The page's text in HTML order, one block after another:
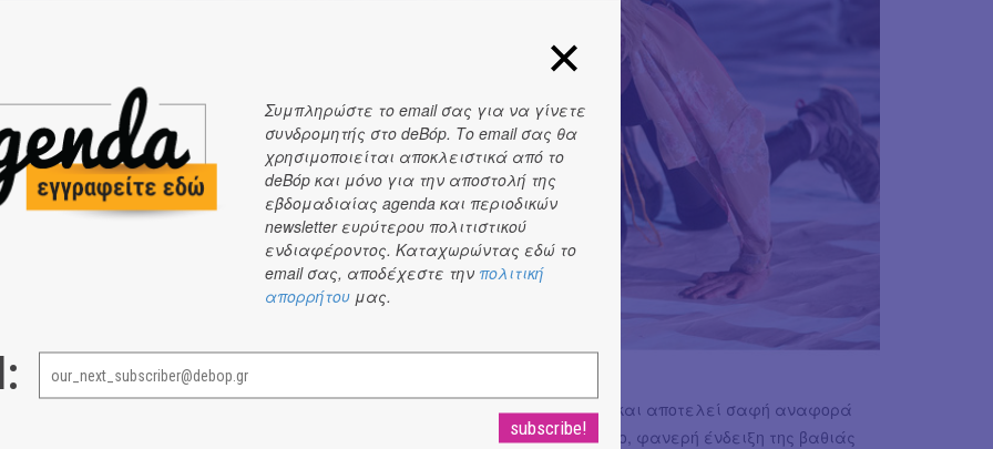
Το προκείμενο έργο του Σοφοκλή έχει ανάλαφρο και παιγνιώδες ύφος και αποτελεί σαφή αναφορά
προς το Διόνυσο και τις βακχικές τελετές. Πρωταγωνιστούν θεοί και μόνο, φανερή ένδειξη της βαθιάς
Συμπληρώστε το email σας για να γίνετε
συνδρομητής στο deBόp. Το email σας θα
χρησιμοποιείται αποκλειστικά από το
deBόp και μόνο για την αποστολή της
εβδομαδιαίας agenda και περιοδικών
newsletter ευρύτερου πολιτιστικού
ενδιαφέροντος. Καταχωρώντας εδώ το
email σας, αποδέχεστε την πολιτική
απορρήτου μας.